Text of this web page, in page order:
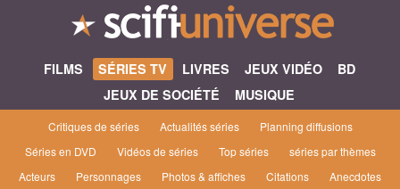
FILMS SÉRIES TV LIVRES JEUX VIDÉO
BD
JEUX DE SOCIÉTÉ
MUSIQUE
Critiques de séries Actualités séries
Planning diffusions
Séries en DVD
Vidéos de séries Top séries
séries par thèmes
Acteurs
Personnages Photos & affiches Citations
Anecdotes